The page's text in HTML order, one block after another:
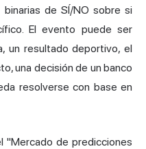
de SÍ/NO sobre si
El evento puede ser
un resultado deportivo, el
una decisión de un banco
resolverse con base en
"Mercado de predicciones